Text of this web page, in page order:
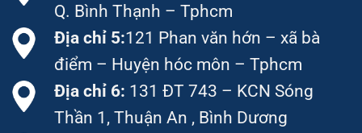
Q. Bình Thạnh – Tphcm
Địa chỉ 5:121 Phan văn hớn – xã bà
điểm – Huyện hóc môn – Tphcm
Địa chỉ 6: 131 ĐT 743 – KCN Sóng
Thần 1, Thuận An , Bình Dương